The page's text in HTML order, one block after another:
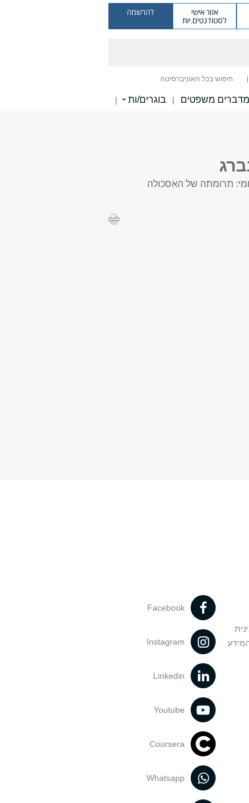
אזור אישי
לסטודנטים.יות
להרשמה
חיפוש בכל האוניברסיטה
משפטים | בוגרים/ות |
: תרומתה של האסכולה
Facebook
Instagram
Linkedin
Youtube
Coursera
Whatsapp